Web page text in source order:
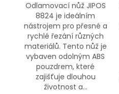
Odlamovací nůž JIPOS
8824 je ideálním
nástrojem pro přesné a
rychlé řezání různých
materiálů. Tento nůž je
vybaven odolným ABS
pouzdrem, které
zajišťuje dlouhou
životnost a...